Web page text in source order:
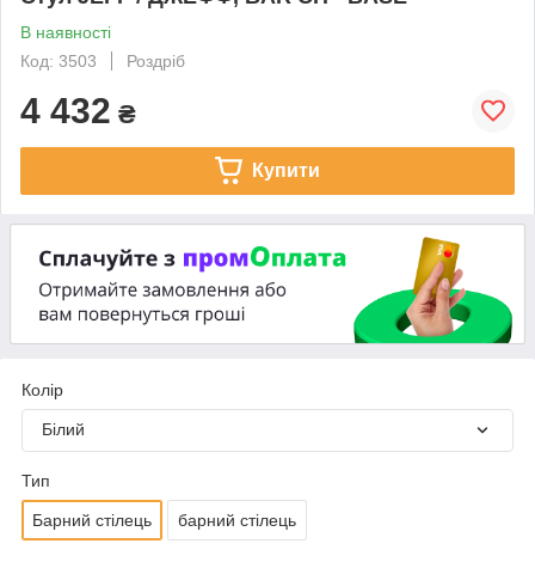
В наявності
Код: 3503
Роздріб
4 432 ₴
Купити
Колір
Білий
Тип
Барний стілець барний стілець